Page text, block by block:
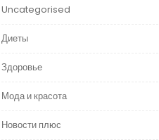
Uncategorised
Диеты
Здоровье
Мода и красота
Новости плюс